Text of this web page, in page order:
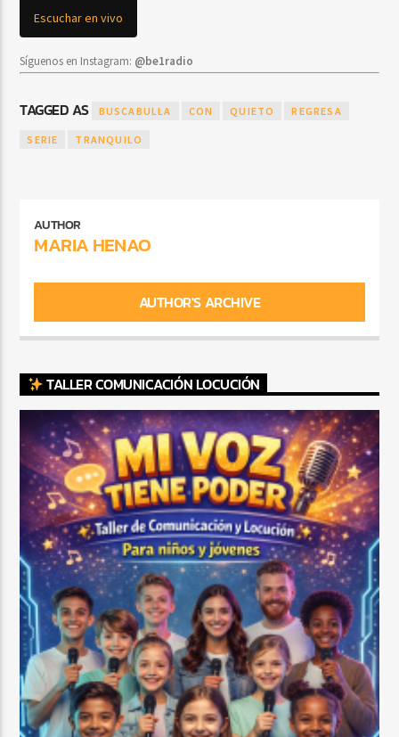
Escuchar en vivo
Síguenos en Instagram: @be1radio
TAGGED AS BUSCABULLA CON QUIETO REGRESA
SERIE TRANQUILO
AUTHOR
MARIA HENAO
AUTHOR'S ARCHIVE
TALLER COMUNICACIÓN LOCUCIÓN